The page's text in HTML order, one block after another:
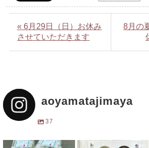
« 6月29日（日）お休み
させていただきます
8月の
aoyamatajimaya
37